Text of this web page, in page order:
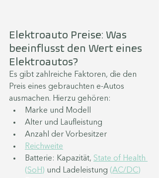
Elektroauto Preise: Was
beeinflusst den Wert eines
Elektroautos?
Es gibt zahlreiche Faktoren, die den
Preis eines gebrauchten e-Autos
ausmachen. Hierzu gehören:
Marke und Modell
Alter und Laufleistung
Anzahl der Vorbesitzer
Reichweite
Batterie: Kapazität, State of Health
(SoH) und Ladeleistung (AC/DC)